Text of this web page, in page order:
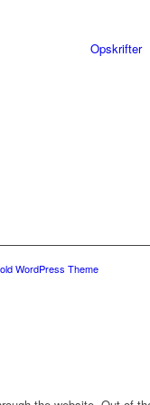
Opskrifter
WordPress Theme